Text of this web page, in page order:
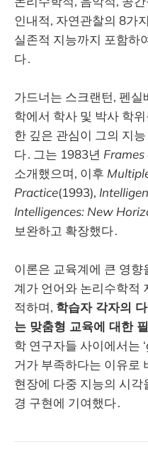
인내적, 자연관찰의 8가
실존적 지능까지 포함하
다 .
가드너는 스크랜턴, 펜
학에서 학사 및 박사 학
한 깊은 관심이 그의 지
다 . 그는 1983년
소개했으며, 이후
Practice(1993),
Intelligences: New
보완하고 확장했다 .
이론은 교육계에 큰 영향
계가 언어와 논리수학적
적하며, 학습자 각자의
는 맞춤형 교육에 대한
학 연구자들 사이에서는
거가 부족하다는 이유로
현장에 다중 지능의 시
경 구현에 기여했다 .